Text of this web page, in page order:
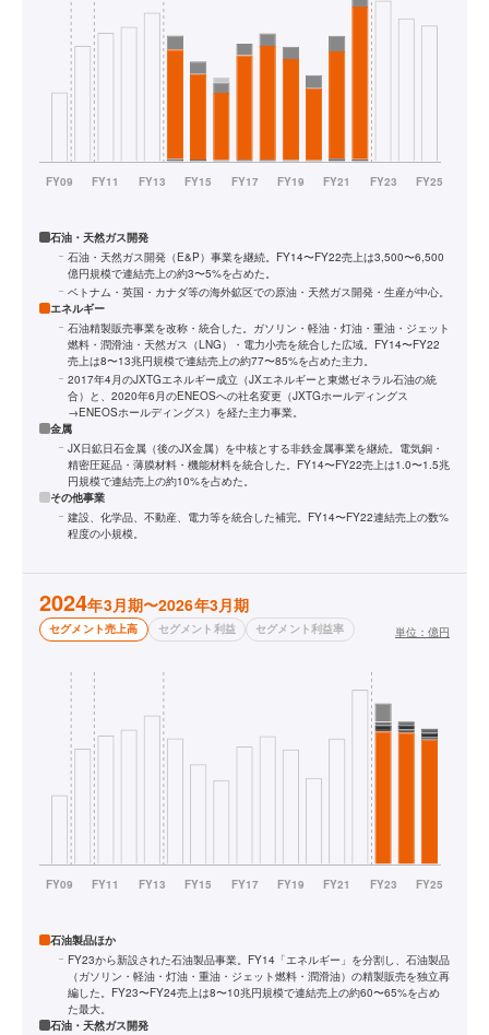
石油・天然ガス開発
石油・天然ガス開発（E&P）事業を継続。FY14〜FY22売上は3,500〜6,500
億円規模で連結売上の約3〜5%を占めた。
ベトナム・英国・カナダ等の海外鉱区での原油・天然ガス開発・生産が中心。
エネルギー
石油精製販売事業を改称・統合した。ガソリン・軽油・灯油・重油・ジェット
燃料・潤滑油・天然ガス（LNG）・電力小売を統合した広域。FY14〜FY22
売上は8〜13兆円規模で連結売上の約77〜85%を占めた主力。
2017年4月のJXTGエネルギー成立（JXエネルギーと東燃ゼネラル石油の統
合）と、2020年6月のENEOSへの社名変更（JXTGホールディングス
→ENEOSホールディングス）を経た主力事業。
金属
JX日鉱日石金属（後のJX金属）を中核とする非鉄金属事業を継続。電気銅・
精密圧延品・薄膜材料・機能材料を統合した。FY14〜FY22売上は1.0〜1.5兆
円規模で連結売上の約10%を占めた。
その他事業
建設、化学品、不動産、電力等を統合した補完。FY14〜FY22連結売上の数%
程度の小規模。
2024年3月期〜2026年3月期
セグメント売上高 セグメント利益 セグメント利益率 単位： 億円
石油製品ほか
FY23から新設された石油製品事業。FY14「エネルギー」を分割し、石油製品
（ガソリン・軽油・灯油・重油・ジェット燃料・潤滑油）の精製販売を独立再
編した。FY23〜FY24売上は8〜10兆円規模で連結売上の約60〜65%を占め
た最大。
石油・天然ガス開発